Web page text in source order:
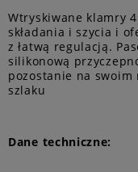
Wtryskiwane klamry
składania i szycia i
z łatwą regulacją.
silikonową
pozostanie na
szlaku
Dane techniczne: